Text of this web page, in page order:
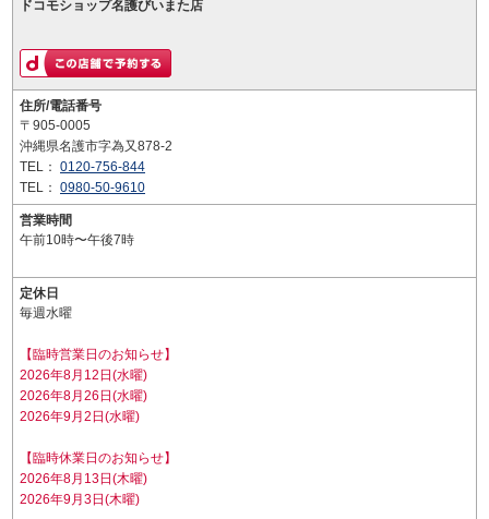
ドコモショップ名護びいまた店
住所/電話番号
〒905-0005
沖縄県名護市字為又878-2
TEL： 0120-756-844
TEL： 0980-50-9610
営業時間
午前10時〜午後7時
定休日
毎週水曜
【臨時営業日のお知らせ】
2026年8月12日(水曜)
2026年8月26日(水曜)
2026年9月2日(水曜)
【臨時休業日のお知らせ】
2026年8月13日(木曜)
2026年9月3日(木曜)